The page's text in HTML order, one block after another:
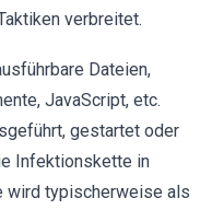
verbreitet.
Dateien,
JavaScript, etc.
gestartet oder
Infektionskette in
wird typischerweise als